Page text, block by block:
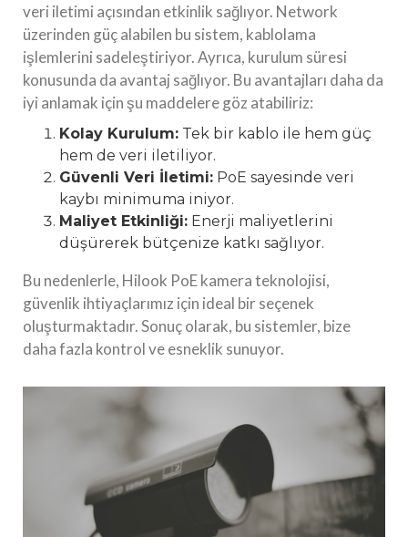
veri iletimi açısından etkinlik sağlıyor. Network
üzerinden güç alabilen bu sistem, kablolama
işlemlerini sadeleştiriyor. Ayrıca, kurulum süresi
konusunda da avantaj sağlıyor. Bu avantajları daha da
iyi anlamak için şu maddelere göz atabiliriz:
Kolay Kurulum: Tek bir kablo ile hem güç
hem de veri iletiliyor.
Güvenli Veri İletimi: PoE sayesinde veri
kaybı minimuma iniyor.
Maliyet Etkinliği: Enerji maliyetlerini
düşürerek bütçenize katkı sağlıyor.
Bu nedenlerle, Hilook PoE kamera teknolojisi,
güvenlik ihtiyaçlarımız için ideal bir seçenek
oluşturmaktadır. Sonuç olarak, bu sistemler, bize
daha fazla kontrol ve esneklik sunuyor.